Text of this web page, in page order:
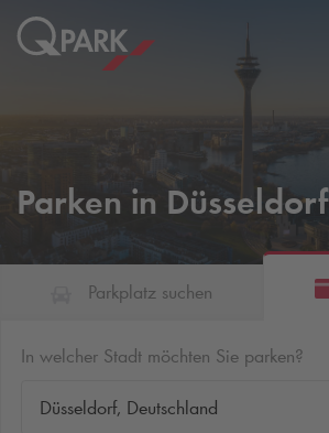
Parken in Düsseldorf
Parkplatz suchen
In welcher Stadt möchten Sie parken?